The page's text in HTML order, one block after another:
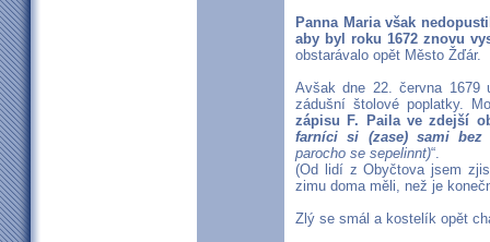
Panna Maria však
aby byl roku 1672 znovu
obstarávalo opět Město Žďár.
Avšak dne 22. června 1679
zádušní štolové poplatky.
zápisu F. Paila ve zdejší
farníci si (zase) sami bez
parocho se sepelinnt)“.
(Od lidí z Obyčtova jsem
zimu doma měli, než je
Zlý se smál a kostelík opět